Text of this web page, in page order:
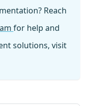
Reach
for help and
solutions, visit